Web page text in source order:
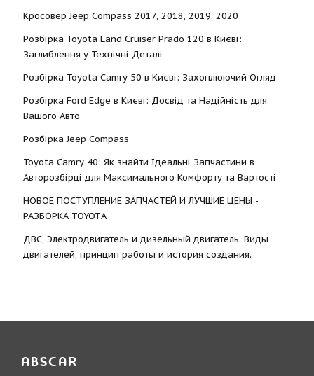
Кросовер Jeep Compass 2017, 2018, 2019, 2020
Розбірка Toyota Land Cruiser Prado 120 в Києві:
Заглиблення у Технічні Деталі
Розбірка Toyota Camry 50 в Києві: Захоплюючий Огляд
Розбірка Ford Edge в Києві: Досвід та Надійність для
Вашого Авто
Розбірка Jeep Compass
Toyota Camry 40: Як знайти Ідеальні Запчастини в
Авторозбірці для Максимального Комфорту та Вартості
НОВОЕ ПОСТУПЛЕНИЕ ЗАПЧАСТЕЙ И ЛУЧШИЕ ЦЕНЫ -
РАЗБОРКА TOYOTА
ДВС, Электродвигатель и дизельный двигатель. Виды
двигателей, принцип работы и история создания.
ABSCAR